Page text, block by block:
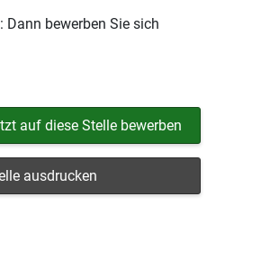
bewerben Sie sich
auf diese Stelle bewerben
ausdrucken